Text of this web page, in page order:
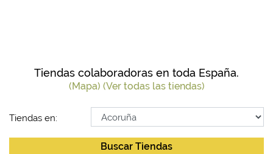
Tiendas colaboradoras en toda España.
(Mapa) (Ver todas las tiendas)
Tiendas en:
Buscar Tiendas